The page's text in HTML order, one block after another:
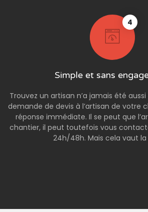
4
Simple et sans
Trouvez un artisan n’a jamais été
demande de devis à l’artisan de votre
réponse immédiate. Il se peut que
chantier, il peut toutefois vous
24h/48h. Mais cela vaut la